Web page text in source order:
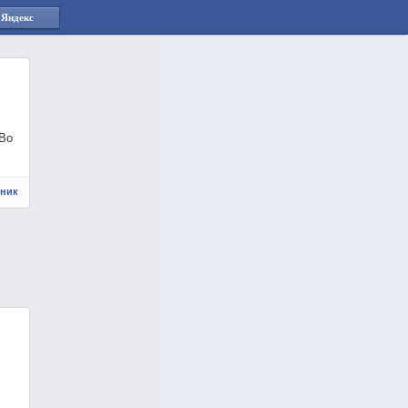
Яндекс